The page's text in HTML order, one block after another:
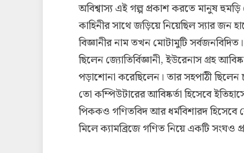
অবিশ্বাস্য এই গল্প প্রকাশ করতে মানুষ
কাহিনীর সাথে জড়িয়ে নিয়েছিল স্যার জন
বিজ্ঞানীর নাম তখন মোটামুটি
ছিলেন জ্যোতির্বিজ্ঞানী, ইউরেনাস গ্রহ
পড়াশোনা করেছিলেন। তার সহপাঠী
তো কম্পিউটারের আবিষ্কর্তা হিসেবে
পিককও গণিতবিদ আর ধর্মবিশারদ হিসেবে
মিলে ক্যামব্রিজে গণিত নিয়ে একটি সংঘও